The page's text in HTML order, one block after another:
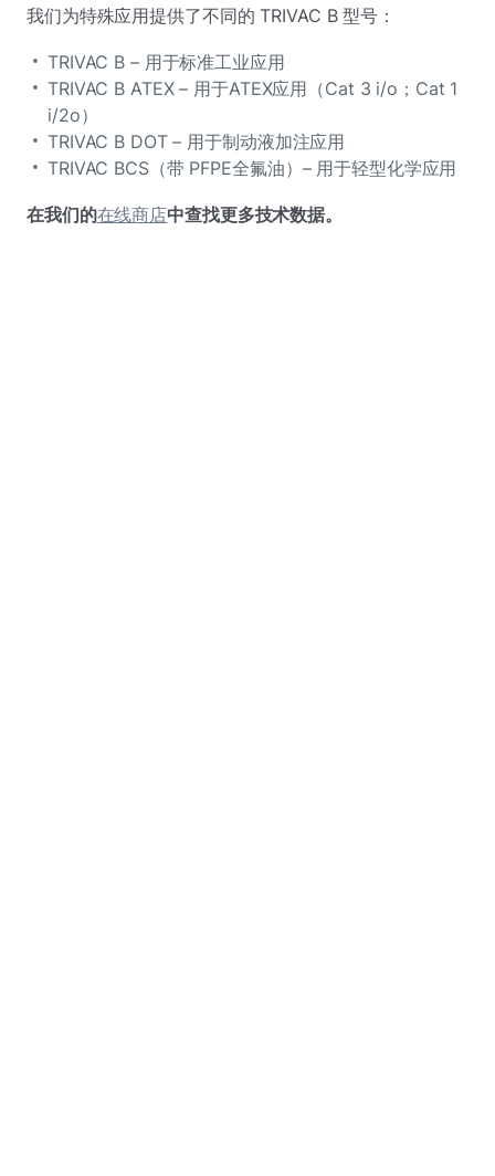
我们为特殊应用提供了不同的 TRIVAC B 型号：
TRIVAC B – 用于标准工业应用
TRIVAC B ATEX – 用于ATEX应用（Cat 3 i/o；Cat 1
i/2o）
TRIVAC B DOT – 用于制动液加注应用
TRIVAC BCS（带 PFPE全氟油）– 用于轻型化学应用
在我们的在线商店中查找更多技术数据。